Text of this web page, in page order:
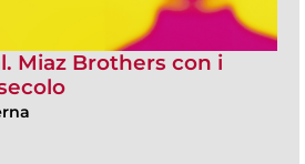
Miaz Brothers con i